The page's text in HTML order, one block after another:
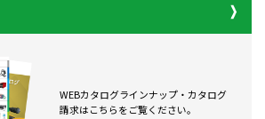
WEBカタログラインナップ・カタログ
請求はこちらをご覧ください。